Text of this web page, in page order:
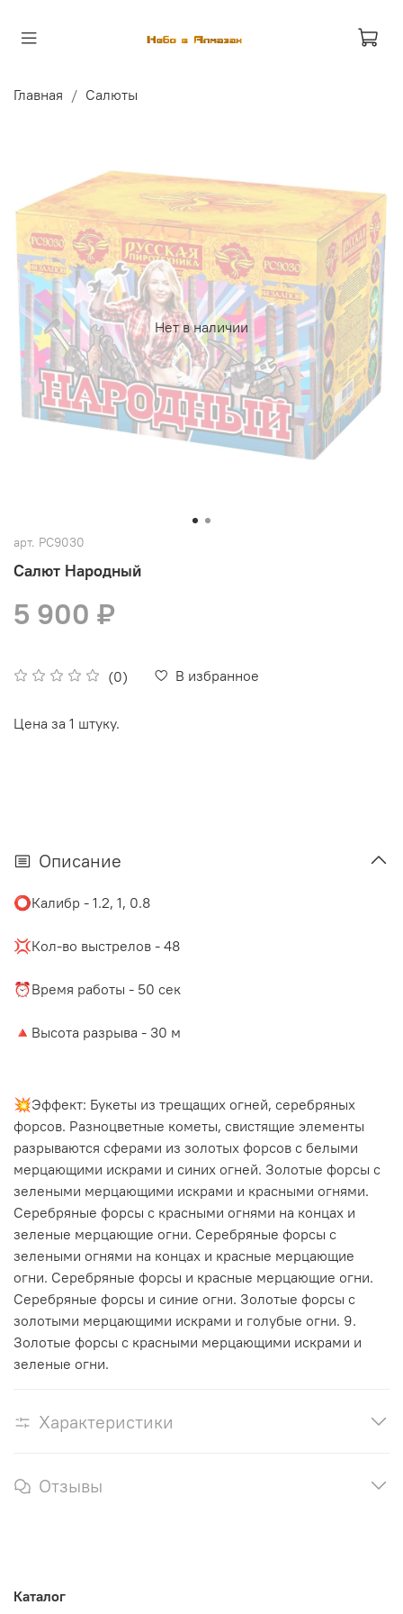
Главная Салюты
Нет в наличии
арт. РС9030
Салют Народный
(0) В избранное
5 900 ₽
Цена за 1 штуку.
Описание
⭕️Калибр - 1.2, 1, 0.8
💢Кол-во выстрелов - 48
⏰Время работы - 50 сек
🔺Высота разрыва - 30 м
💥Эффект: Букеты из трещащих огней, серебряных
форсов. Разноцветные кометы, свистящие элементы
разрываются сферами из золотых форсов с белыми
мерцающими искрами и синих огней. Золотые форсы с
зелеными мерцающими искрами и красными огнями.
Серебряные форсы с красными огнями на концах и
зеленые мерцающие огни. Серебряные форсы с
зелеными огнями на концах и красные мерцающие
огни. Серебряные форсы и красные мерцающие огни.
Серебряные форсы и синие огни. Золотые форсы с
золотыми мерцающими искрами и голубые огни. 9.
Золотые форсы с красными мерцающими искрами и
зеленые огни.
Характеристики
Отзывы
Каталог